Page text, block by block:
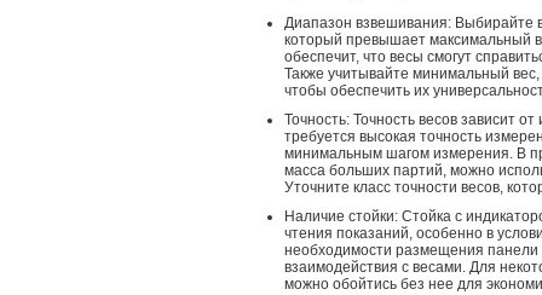
Диапазон взвешивания: Выбирайте
который превышает максимальный
обеспечит, что весы смогут
Также учитывайте минимальный
чтобы обеспечить их
Точность: Точность весов зависит
требуется высокая точность
минимальным шагом измерения. В
масса больших партий, можно
Уточните класс точности весов,
Наличие стойки: Стойка с
чтения показаний, особенно в
необходимости размещения панели
взаимодействия с весами. Для
можно обойтись без нее для